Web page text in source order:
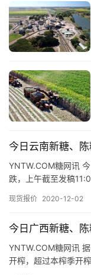
首
页
云
糖
网
公
号
现
今日云南新糖、
YNTW.COM糖网讯
跌，上午截至发稿
现货报价 2020-12-02
今日广西新糖、
YNTW.COM糖网讯
开榨，超过本榨季开